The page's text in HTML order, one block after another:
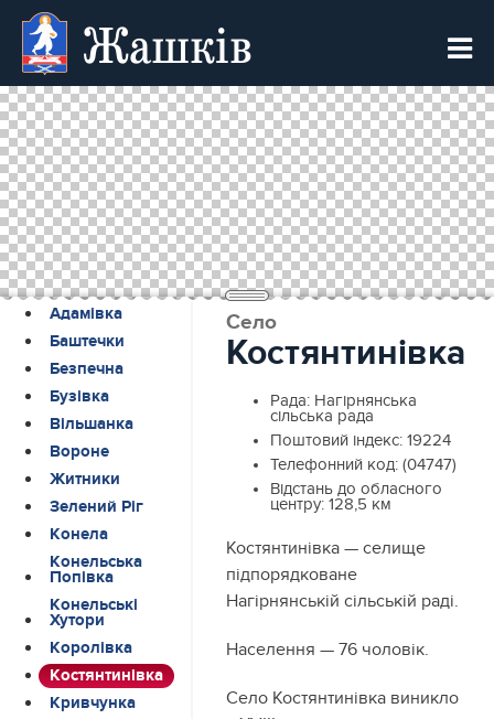
Жашків
Адамівка
Баштечки
Безпечна
Бузівка
Вільшанка
Вороне
Житники
Зелений Ріг
Конела
Конельська
Попівка
Конельські
Хутори
Королівка
Костянтинівка
Кривчунка
Село
Костянтинівка
Рада: Нагірнянська
сільська рада
Поштовий індекс: 19224
Телефонний код: (04747)
Відстань до обласного
центру: 128,5 км
Костянтинівка — селище
підпорядковане
Нагірнянській сільській раді.
Населення — 76 чоловік.
Село Костянтинівка виникло